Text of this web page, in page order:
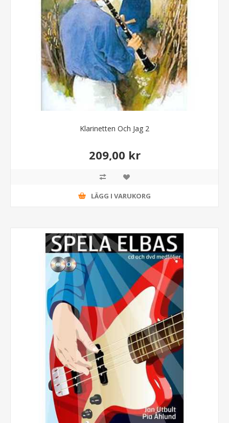
Klarinetten Och Jag 2
209,00 kr
LÄGG I VARUKORG